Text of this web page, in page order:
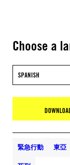
Choose a
SPANISH
緊急行動 東亞